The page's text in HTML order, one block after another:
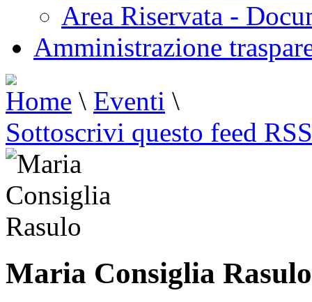
Area Riservata -
Amministrazione
Home \ Eventi \
Sottoscrivi questo feed RSS
Maria Consiglia Rasulo